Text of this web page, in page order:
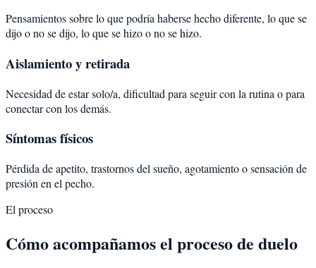
Pensamientos sobre lo que podría haberse hecho diferente, lo que se
dijo o no se dijo, lo que se hizo o no se hizo.
Aislamiento y retirada
Necesidad de estar solo/a, dificultad para seguir con la rutina o para
conectar con los demás.
Síntomas físicos
Pérdida de apetito, trastornos del sueño, agotamiento o sensación de
presión en el pecho.
El proceso
Cómo acompañamos el proceso de duelo